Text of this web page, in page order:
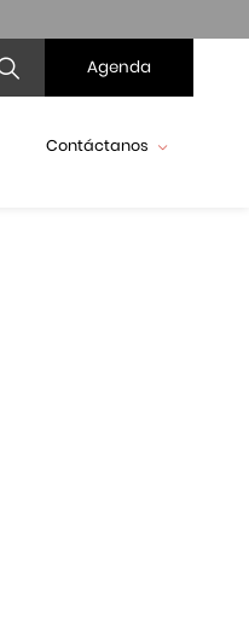
Agenda
Contáctanos